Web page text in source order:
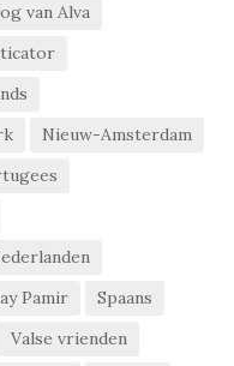
van Alva
Nieuw-Amsterdam
Pamir
Spaans
Valse vrienden